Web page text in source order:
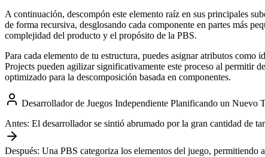
A continuación, descompón este elemento raíz en sus principales
de forma recursiva, desglosando cada componente en partes más
complejidad del producto y el propósito de la PBS.
Para cada elemento de tu estructura, puedes asignar atributos
Projects pueden agilizar significativamente este proceso al permitir
optimizado para la descomposición basada en componentes.
Desarrollador de Juegos Independiente Planificando un Nuevo
Antes: El desarrollador se sintió abrumado por la gran cantidad de
Después: Una PBS categoriza los elementos del juego, permitiendo